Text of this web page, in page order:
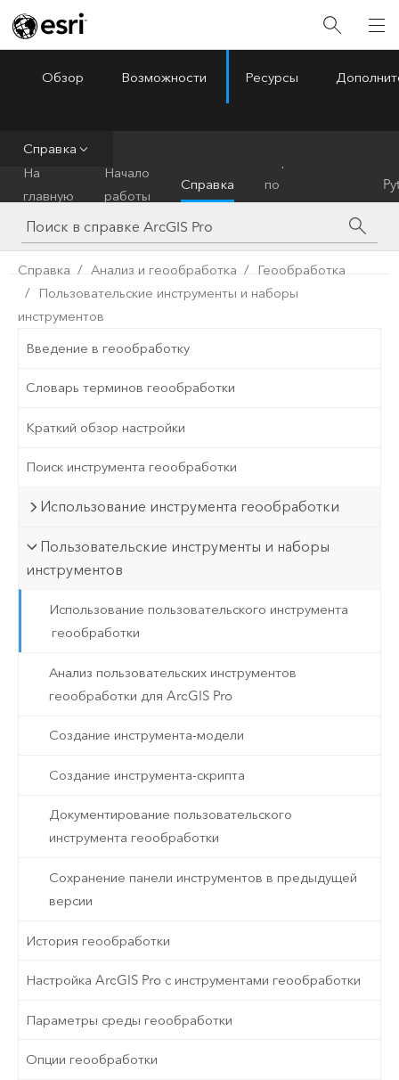
ArcGIS Pro
Обзор Возможности Ресурсы
Справка
На
главную
Начало
работы
Справка
по
инструментам
Справка Анализ и геообработка
Геообработка
Пользовательские инструменты и наборы
инструментов
Введение в геообработку
Словарь терминов геообработки
Краткий обзор настройки
Поиск инструмента геообработки
Использование инструмента геообработки
Пользовательские инструменты и наборы
инструментов
Использование пользовательского инструмента
геообработки
Анализ пользовательских инструментов
геообработки для ArcGIS Pro
Создание инструмента-модели
Создание инструмента-скрипта
Документирование пользовательского
инструмента геообработки
Сохранение панели инструментов в предыдущей
версии
История геообработки
Настройка ArcGIS Pro с инструментами геообработки
Параметры среды геообработки
Опции геообработки